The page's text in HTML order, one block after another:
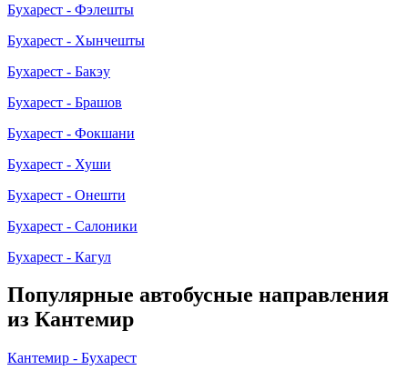
Бухарест - Фэлешты
Бухарест - Хынчешты
Бухарест - Бакэу
Бухарест - Брашов
Бухарест - Фокшани
Бухарест - Хуши
Бухарест - Онешти
Бухарест - Салоники
Бухарест - Кагул
Популярные автобусные направления
из Кантемир
Кантемир - Бухарест